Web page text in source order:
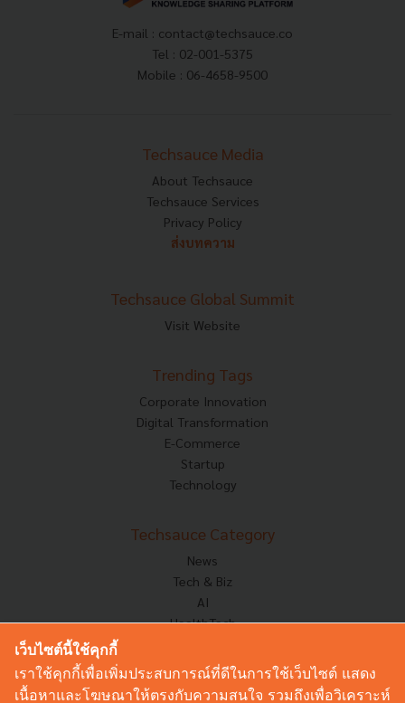
E-mail : contact@techsauce.co
Tel : 02-001-5375
Mobile : 06-4658-9500
Techsauce Media
About Techsauce
Techsauce Services
Privacy Policy
ส่งบทความ
Techsauce Global Summit
Visit Website
Trending Tags
Corporate Innovation
Digital Transformation
E-Commerce
Startup
Technology
Techsauce Category
News
Tech & Biz
AI
HealthTech
Corp Innov
Saucy Thoughts
เว็บไซต์นี้ใช้คุกกี้
เราใช้คุกกี้เพื่อเพิ่มประสบการณ์ที่ดีในการใช้เว็บไซต์ แสดง
เนื้อหาและโฆษณาให้ตรงกับความสนใจ รวมถึงเพื่อวิเคราะห์